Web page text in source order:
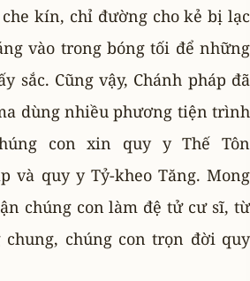
kín, chỉ đường cho kẻ bị lạc
vào trong bóng tối để những
sắc. Cũng vậy, Chánh pháp đã
dùng nhiều phương tiện trình
con xin quy y Thế Tôn
và quy y Tỷ-kheo Tăng. Mong
chúng con làm đệ tử cư sĩ, từ
chung, chúng con trọn đời quy